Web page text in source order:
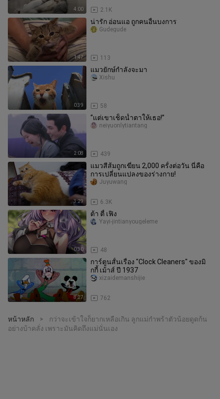
4:00 2.1K
1:47
น่ารัก อ่อนแอ ถูกคนอื่นบงการ
113
Gudegude
0:39
แมวยักษ์กำลังจะมา
58
Xishu
2:08
“แต่เขาเช็ดน้ำตาให้เธอ!”
439
neiyuonlytiantang
3:29
แมวสีส้มถูกเฆี่ยน 2,000 ครั้งต่อวัน นี่คือ
การเปลี่ยนแปลงของร่างกาย!
6.3K
Juyuwang
0:30
ต้า ตี้ เฟิง
48
Yayi-jintianyougeleme
8:27
การ์ตูนสั้นเรื่อง "Clock Cleaners" ของมิ
กกี้ เม้าส์ ปี 1937
762
xizaidemanshijie
หน้าหลัก >
กว่าจะเข้าใจก็ยากเหลือเกิน ลูกแม่กำพร้าตัวน้อยดูดก้น
อย่างบ้าคลั่ง เพราะมันคิดถึงแม่นั่นเอง